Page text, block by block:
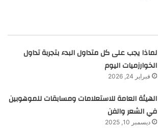
لماذا يجب على كل متداول البدء بتجربة تداول
الخوارزميات اليوم
فبراير 24, 2026
الهيئة العامة للاستعلامات ومسابقات للموهوبين
في الشعر والفن
ديسمبر 10, 2025